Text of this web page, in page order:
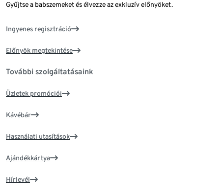
Gyűjtse a babszemeket és élvezze az exkluzív előnyöket.
Ingyenes regisztráció
Előnyök megtekintése
További szolgáltatásaink
Üzletek promóciói
Kávébár
Használati utasítások
Ajándékkártya
Hírlevél